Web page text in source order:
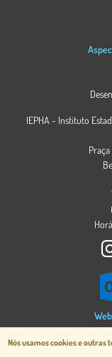
IEPHA - Instituto
Nós usamos cookies e